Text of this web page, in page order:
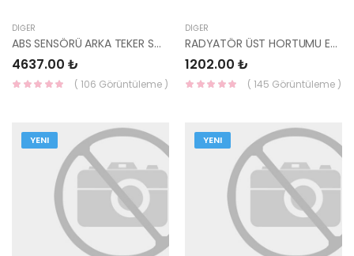
DIĞER
ABS SENSÖRÜ ARKA TEKER SOL 95680-2Y500 HMC
4637.00 ₺
( 106 Görüntüleme )
DIĞER
RADYATÖR ÜST HORTUMU ERA BENZİNLİ 25411-1E000-HMC
1202.00 ₺
( 145 Görüntüleme )
YENI YENI